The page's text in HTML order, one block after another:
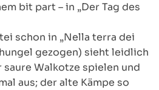
bit part – in „Der Tag des
schon in „Nella terra dei
gezogen) sieht leidlich
Walkotze spielen und
aus; der alte Kämpe so